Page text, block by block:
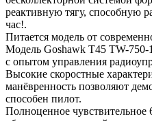
реактивную тягу, способную
час!.
Питается модель от
Модель Goshawk T45 TW-750-
с опытом управления
Высокие скоростные
манёвренность позволяют
способен пилот.
Полноценное чувствительное